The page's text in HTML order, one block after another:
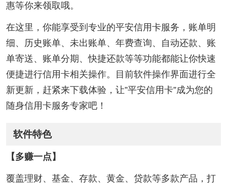
惠等你来领取哦。
在这里，你能享受到专业的平安信用卡服务，账单明
细、历史账单、未出账单、年费查询、自动还款、账
单寄送、账单分期、快捷还款等等功能都能让你快速
便捷进行信用卡相关操作。目前软件操作界面进行全
新更新，赶紧来下载体验，让”平安信用卡”成为您的
随身信用卡服务专家吧！
软件特色
【多赚一点】
覆盖理财、基金、存款、黄金、贷款等多款产品，打